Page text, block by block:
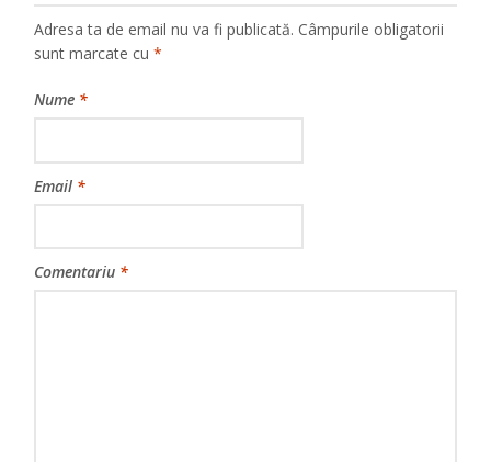
Adresa ta de email nu va fi publicată. Câmpurile obligatorii
sunt marcate cu*
Nume *
Email *
Comentariu *